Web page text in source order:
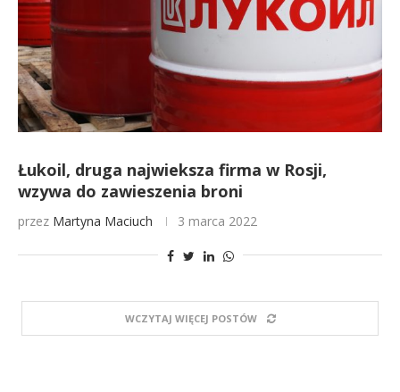
Łukoil, druga najwieksza firma w Rosji,
wzywa do zawieszenia broni
przez Martyna Maciuch 3 marca 2022
WCZYTAJ WIĘCEJ POSTÓW